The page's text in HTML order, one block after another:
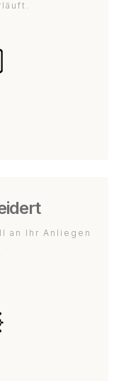
an Ihr Anliegen